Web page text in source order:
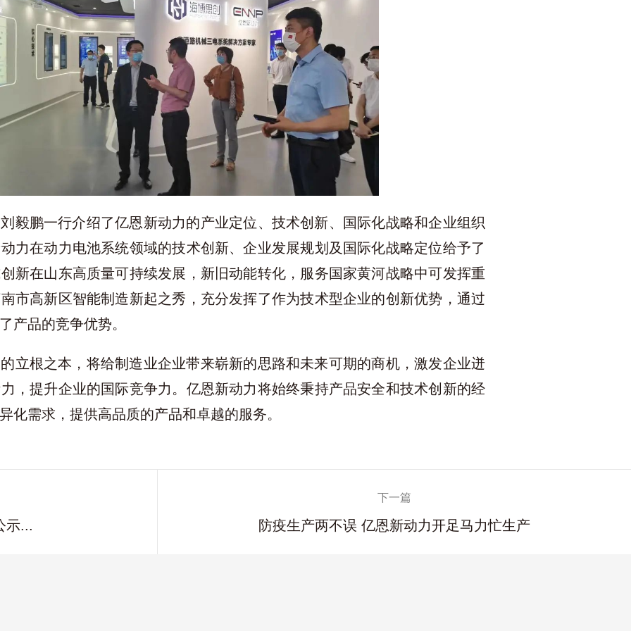
毅鹏一行介绍了亿恩新动力的产业定位、技术创新、国际化战略和企业组织
力在动力电池系统领域的技术创新、企业发展规划及国际化战略定位给予了
新在山东高质量可持续发展，新旧动能转化，服务国家黄河战略中可发挥重
市高新区智能制造新起之秀，充分发挥了作为技术型企业的创新优势，通过
产品的竞争优势。
立根之本，将给制造业企业带来崭新的思路和未来可期的商机，激发企业迸
，提升企业的国际竞争力。亿恩新动力将始终秉持产品安全和技术创新的经
化需求，提供高品质的产品和卓越的服务。
示...
下一篇
防疫生产两不误 亿恩新动力开足马力忙生产